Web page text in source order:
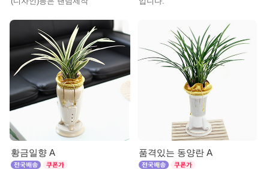
황금일향 A 품격있는 동양란 A